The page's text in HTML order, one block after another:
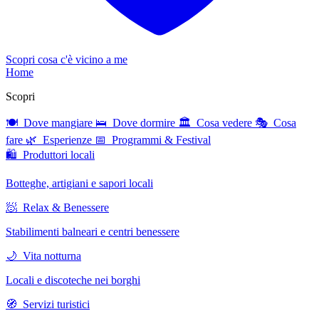
Scopri cosa c'è vicino a me
Home
Scopri
🍽 Dove mangiare 🛌 Dove dormire 🏛 Cosa vedere 🎭 Cosa
fare 🌿 Esperienze 📅 Programmi & Festival
🛍 Produttori locali
Botteghe, artigiani e sapori locali
🧖 Relax & Benessere
Stabilimenti balneari e centri benessere
🌙 Vita notturna
Locali e discoteche nei borghi
🧭 Servizi turistici